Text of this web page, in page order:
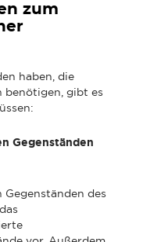
zum
haben, die
benötigen, gibt es
Gegenständen
des